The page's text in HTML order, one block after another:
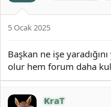
5 Ocak 2025
Başkan ne işe
olur hem forum daha
KraT